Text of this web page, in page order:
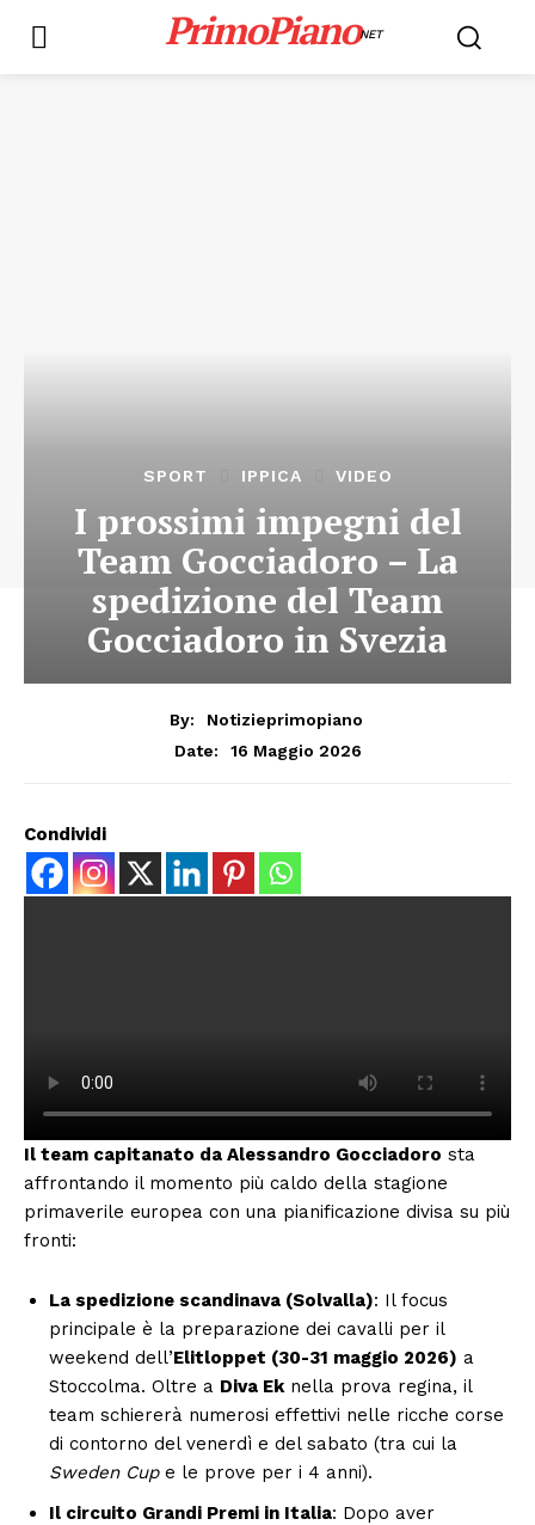
PrimoPianoNET
SPORT IPPICA VIDEO
I prossimi impegni del
Team Gocciadoro – La
spedizione del Team
Gocciadoro in Svezia
By:
Notizieprimopiano
Date:
16 Maggio 2026
Condividi
Il team capitanato da Alessandro Gocciadoro sta
affrontando il momento più caldo della stagione
primaverile europea con una pianificazione divisa su più
fronti:
La spedizione scandinava (Solvalla): Il focus
principale è la preparazione dei cavalli per il
weekend dell’Elitloppet (30-31 maggio 2026) a
Stoccolma. Oltre a Diva Eknella prova regina, il
team schiererà numerosi effettivi nelle ricche corse
di contorno del venerdì e del sabato (tra cui la
Sweden Cupe le prove per i 4 anni).
Il circuito Grandi Premi in Italia: Dopo aver